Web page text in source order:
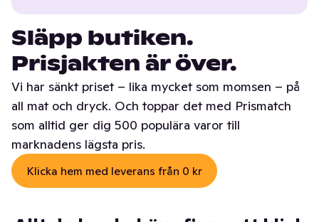
Släpp butiken.
Prisjakten är över.
Vi har sänkt priset – lika mycket som momsen – på
all mat och dryck. Och toppar det med Prismatch
som alltid ger dig 500 populära varor till
marknadens lägsta pris.
Klicka hem med leverans från 0 kr